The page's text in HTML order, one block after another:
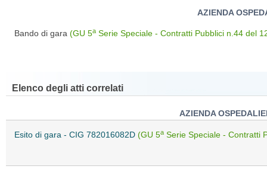
AZIENDA
Bando di gara (GU 5a Serie Speciale - Contratti Pubblici n.44 del
Elenco degli atti correlati
AZIENDA
Esito di gara - CIG 782016082D (GU 5a Serie Speciale - Contratti